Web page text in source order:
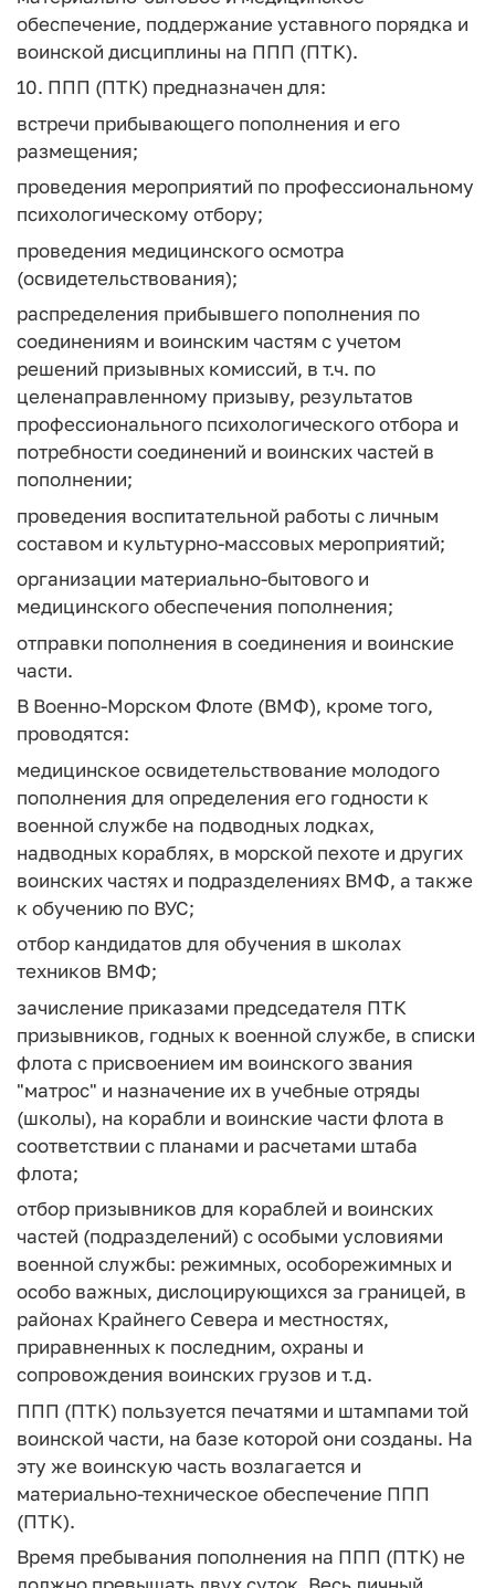
обеспечение, поддержание уставного порядка и
воинской дисциплины на ППП (ПТК).
10. ППП (ПТК) предназначен для:
встречи прибывающего пополнения и его
размещения;
проведения мероприятий по профессиональному
психологическому отбору;
проведения медицинского осмотра
(освидетельствования);
распределения прибывшего пополнения по
соединениям и воинским частям с учетом
решений призывных комиссий, в т.ч. по
целенаправленному призыву, результатов
профессионального психологического отбора и
потребности соединений и воинских частей в
пополнении;
проведения воспитательной работы с личным
составом и культурно-массовых мероприятий;
организации материально-бытового и
медицинского обеспечения пополнения;
отправки пополнения в соединения и воинские
части.
В Военно-Морском Флоте (ВМФ), кроме того,
проводятся:
медицинское освидетельствование молодого
пополнения для определения его годности к
военной службе на подводных лодках,
надводных кораблях, в морской пехоте и других
воинских частях и подразделениях ВМФ, а также
к обучению по ВУС;
отбор кандидатов для обучения в школах
техников ВМФ;
зачисление приказами председателя ПТК
призывников, годных к военной службе, в списки
флота с присвоением им воинского звания
"матрос" и назначение их в учебные отряды
(школы), на корабли и воинские части флота в
соответствии с планами и расчетами штаба
флота;
отбор призывников для кораблей и воинских
частей (подразделений) с особыми условиями
военной службы: режимных, особорежимных и
особо важных, дислоцирующихся за границей, в
районах Крайнего Севера и местностях,
приравненных к последним, охраны и
сопровождения воинских грузов и т.д.
ППП (ПТК) пользуется печатями и штампами той
воинской части, на базе которой они созданы. На
эту же воинскую часть возлагается и
материально-техническое обеспечение ППП
(ПТК).
Время пребывания пополнения на ППП (ПТК) не